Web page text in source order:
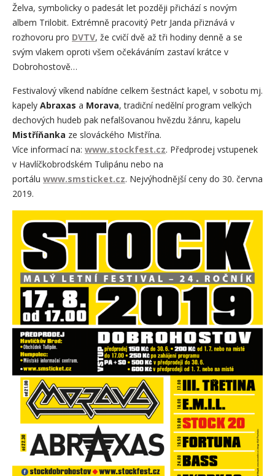
Želva, symbolicky o padesát let později přichází s novým
albem Trilobit. Extrémně pracovitý Petr Janda přiznává v
rozhovoru pro DVTV, že cvičí dvě až tři hodiny denně a se
svým vlakem oproti všem očekáváním zastaví krátce v
Dobrohostově…
Festivalový víkend nabídne celkem šestnáct kapel, v sobotu mj.
kapely Abraxas a Morava, tradiční nedělní program velkých
dechových hudeb pak nefalšovanou hvězdu žánru, kapelu
Mistříňanka ze slováckého Mistřína.
Více informací na: www.stockfest.cz. Předprodej vstupenek
v Havlíčkobrodském Tulipánu nebo na
portálu www.smsticket.cz. Nejvýhodnější ceny do 30. června
2019.